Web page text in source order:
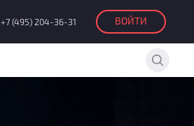
+7 (495) 204-36-31 ВОЙТИ